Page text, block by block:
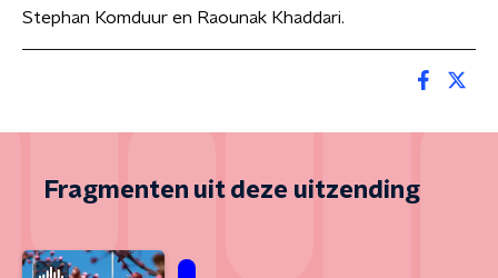
Stephan Komduur en Raounak Khaddari.
Fragmenten uit deze uitzending